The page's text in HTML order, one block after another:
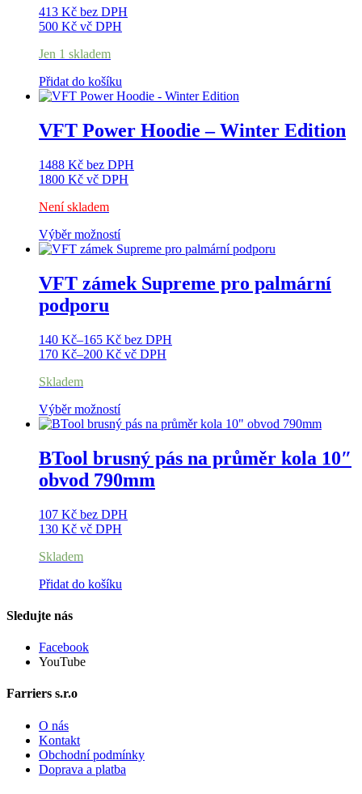
413 Kč bez DPH
500 Kč vč DPH
Jen 1 skladem
Přidat do košíku
VFT Power Hoodie – Winter Edition
1488 Kč bez DPH
1800 Kč vč DPH
Není skladem
Výběr možnostíTento
produkt
více
variant.
vybrat
na
VFT zámek Supreme pro palmární
podporu
140 Kč–165 Kč bez DPH
170 Kč–200 Kč vč DPH
Skladem
Výběr možnostíTento
produkt
více
variant.
Možnosti
vybrat
na
BTool brusný pás na průměr kola 10″
obvod 790mm
107 Kč bez DPH
130 Kč vč DPH
Skladem
Přidat do košíku
Sledujte nás
Facebook
YouTube
Farriers s.r.o
O nás
Kontakt
Obchodní podmínky
Doprava a platba